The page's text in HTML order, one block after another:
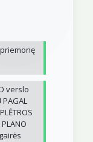
verslo
PAGAL